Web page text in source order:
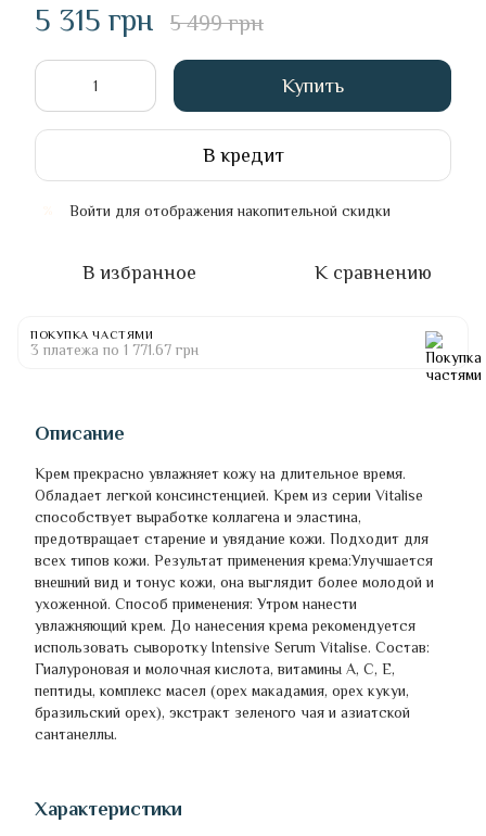
5 315 грн 5 499 грн
Купить
В кредит
Войти для отображения накопительной скидки
В избранное К сравнению
ПОКУПКА ЧАСТЯМИ
3 платежа по 1 771.67 грн
Описание
Крем прекрасно увлажняет кожу на длительное время.
Обладает легкой консинстенцией. Крем из серии Vitalise
способствует выработке коллагена и эластина,
предотвращает старение и увядание кожи. Подходит для
всех типов кожи. Результат применения крема:Улучшается
внешний вид и тонус кожи, она выглядит более молодой и
ухоженной. Способ применения: Утром нанести
увлажняющий крем. До нанесения крема рекомендуется
использовать сыворотку Intensive Serum Vitalise. Состав:
Гиалуроновая и молочная кислота, витамины A, C, E,
пептиды, комплекс масел (орех макадамия, орех кукуи,
бразильский орех), экстракт зеленого чая и азиатской
сантанеллы.
Характеристики